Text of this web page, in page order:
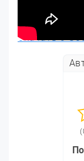
Скачать с